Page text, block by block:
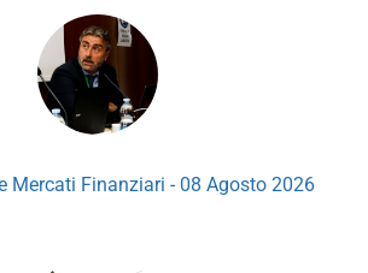
Mercati Finanziari - 08 Agosto 2026